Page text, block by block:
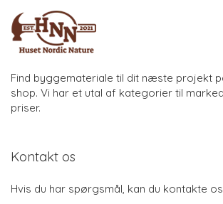
Find byggemateriale til dit næste projekt
shop. Vi har et utal af kategorier til
priser.
Kontakt os
Hvis du har spørgsmål, kan du kontakte